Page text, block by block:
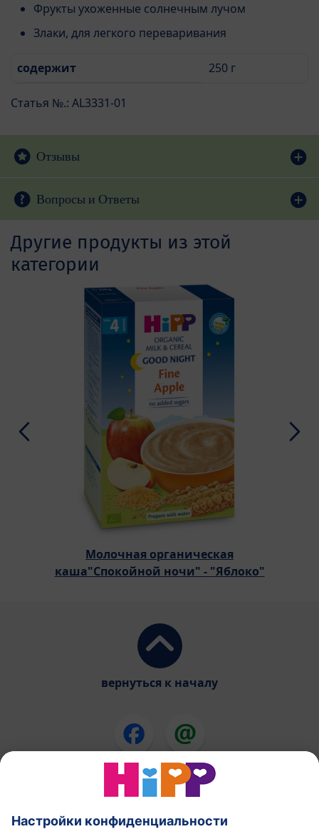
Фрукты ухоженные солнечным лучом
Злаки, для легкого переваривания
содержит 250 г
Статья №.: AL3331-01
Отзывы
Вопросы и Ответы
Другие продукты из этой
категории
Молочная органическая
каша"Спокойной ночи" - "Яблоко"
вернуться к началу
ХиПП в течении беременности